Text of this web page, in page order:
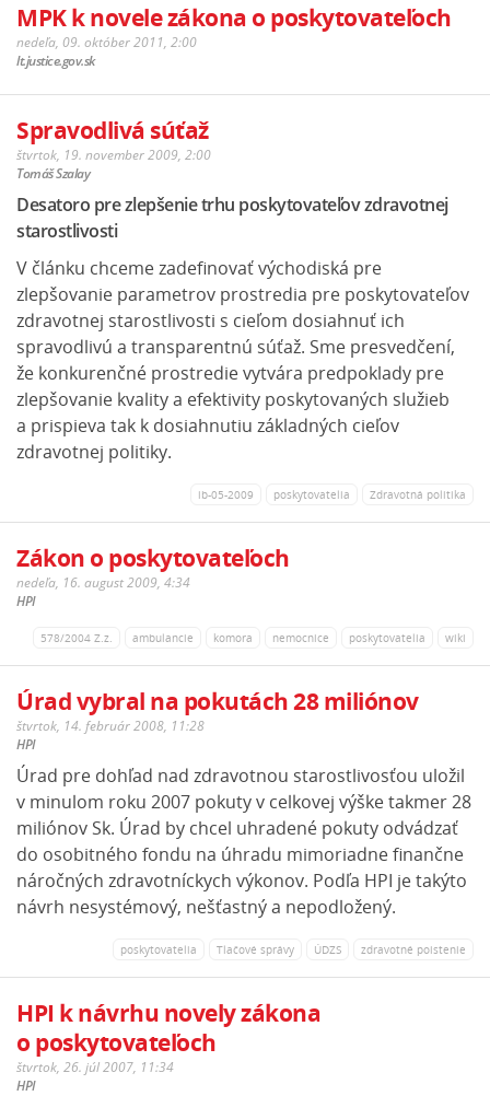
MPK k novele zákona o poskytovateľoch
nedeľa, 09. október 2011, 2:00
lt.justice.gov.sk
Spravodlivá súťaž
štvrtok, 19. november 2009, 2:00
Tomáš Szalay
Desatoro pre zlepšenie trhu poskytovateľov zdravotnej
starostlivosti
V článku chceme zadefinovať východiská pre
zlepšovanie parametrov prostredia pre poskytovateľov
zdravotnej starostlivosti s cieľom dosiahnuť ich
spravodlivú a transparentnú súťaž. Sme presvedčení,
že konkurenčné prostredie vytvára predpoklady pre
zlepšovanie kvality a efektivity poskytovaných služieb
a prispieva tak k dosiahnutiu základných cieľov
zdravotnej politiky.
ib-05-2009 poskytovatelia Zdravotná politika
Zákon o poskytovateľoch
nedeľa, 16. august 2009, 4:34
HPI
578/2004 Z.z. ambulancie komora nemocnice poskytovatelia wiki
Úrad vybral na pokutách 28 miliónov
štvrtok, 14. február 2008, 11:28
HPI
Úrad pre dohľad nad zdravotnou starostlivosťou uložil
v minulom roku 2007 pokuty v celkovej výške takmer 28
miliónov Sk. Úrad by chcel uhradené pokuty odvádzať
do osobitného fondu na úhradu mimoriadne finančne
náročných zdravotníckych výkonov. Podľa HPI je takýto
návrh nesystémový, nešťastný a nepodložený.
poskytovatelia Tlačové správy ÚDZS zdravotné poistenie
HPI k návrhu novely zákona
o poskytovateľoch
štvrtok, 26. júl 2007, 11:34
HPI